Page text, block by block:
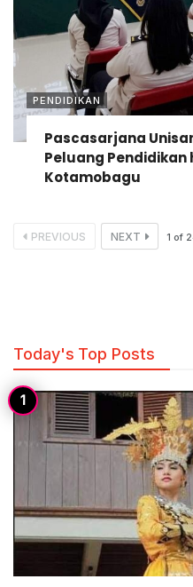
PENDIDIKAN
Pascasarjana
Peluang Pendidikan
Kotamobagu
PREVIOUS NEXT 1 of
Today's Top Posts